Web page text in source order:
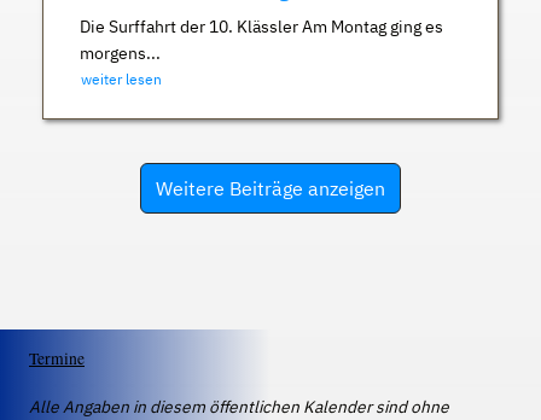
Die Surffahrt der 10. Klässler Am Montag ging es
morgens...
weiter lesen
Weitere Beiträge anzeigen
Termine
Alle Angaben in diesem öffentlichen Kalender sind ohne